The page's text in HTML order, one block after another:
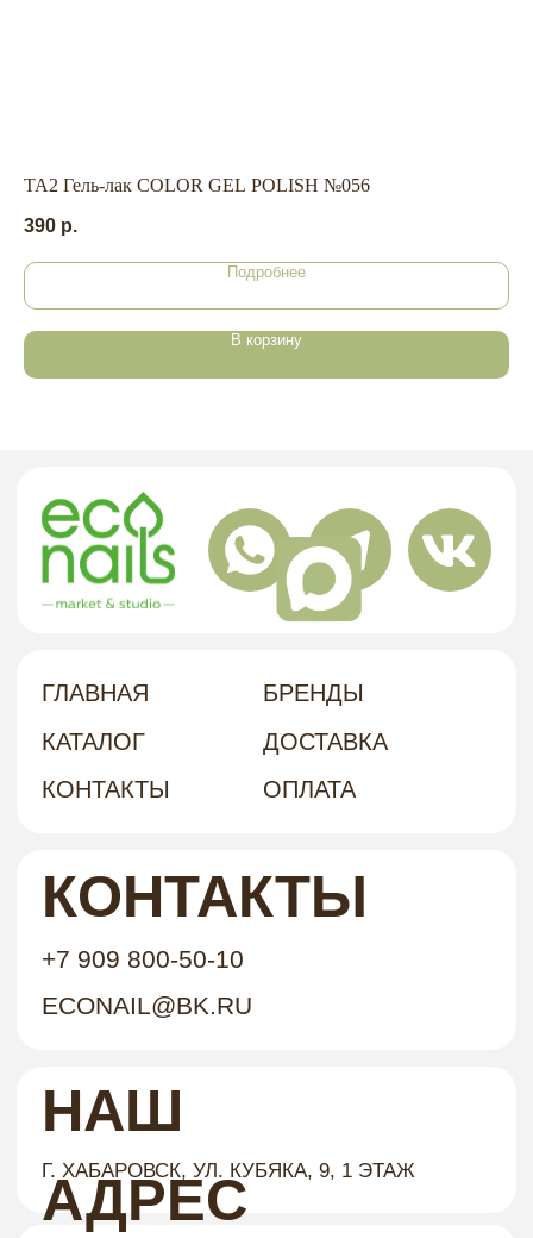
TA2 Гель-лак COLOR GEL POLISH №056
390 р.
Подробнее
В корзину
Г. ХАБАРОВСК, УЛ. КУБЯКА, 9, 1 ЭТАЖ
НАШ
АДРЕС
политика в отношении обработки